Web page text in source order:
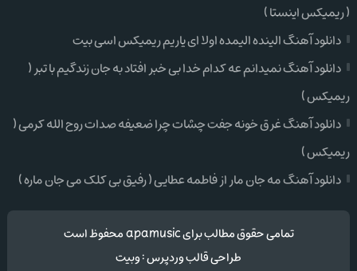
( ریمیکس اینستا )
دانلود آهنگ الینده الیمده اولا ای یاریم ریمیکس اسی بیت
دانلود آهنگ نمیدانم عه کدام خدا بی خبر افتاد به جان زندگیم با تبر (
ریمیکس )
دانلود آهنگ غرق خونه جفت چشات چرا ضعیفه صدات روح الله کرمی (
ریمیکس )
دانلود آهنگ مه جان مار از فاطمه عطایی ( رفیق بی کلک می جان ماره )
تمامی حقوق مطالب برای apamusic محفوظ است
طراحی قالب وردپرس:وبیت